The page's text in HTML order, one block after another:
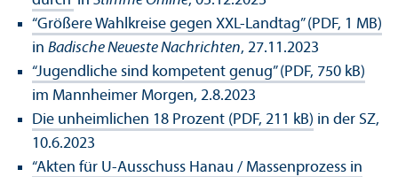
“Größere Wahlkreise gegen XXL-Landtag” (PDF, 1 MB)
in Badische Neueste Nachrichten, 27.11.2023
“Jugendliche sind kompetent genug” (PDF, 750 kB)
im Mannheimer Morgen, 2.8.2023
Die unheimlichen 18 Prozent (PDF, 211 kB) in der SZ,
10.6.2023
“Akten für U-Ausschuss Hanau / Massenprozess in